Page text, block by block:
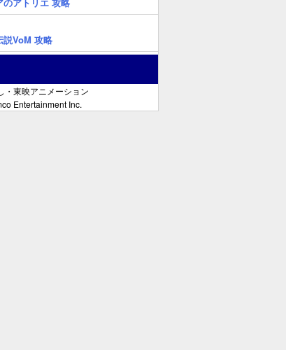
説VoM 攻略
・東映アニメーション
Entertainment Inc.